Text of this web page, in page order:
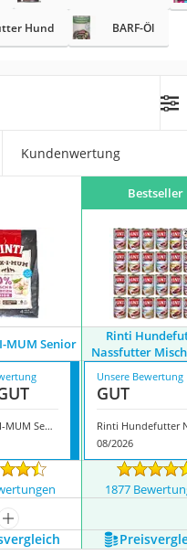
Hund BARF-Öl
Kundenwertung
Bestseller
MUM Senior
Rinti
Nassfutter
Rinti MAX-I-MUM Senior
Unsere Bewertung
GUT
08/2026
1877
mehr anzeigen